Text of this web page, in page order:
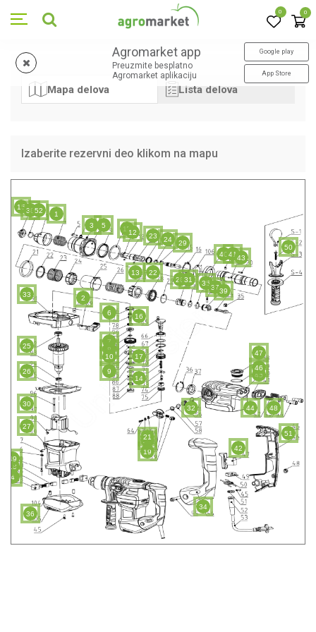
0 0
Agromarket app
Preuzmite besplatno
Agromarket aplikaciju
Google play
App Store
Mapa delova Lista delova
Izaberite rezervni deo klikom na mapu
1
2
3
4
5
6
7
8
9
10
11
12
13
14
15
16
17
18
19
20
21
22
23
24
25
26
27
28
29
30
31
32
33
34
35
36
37
38
39
40 41
42
43
44
45
46
47
48
49
50
51
52